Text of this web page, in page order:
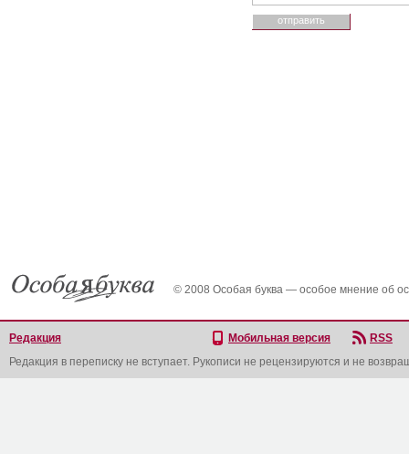
© 2008 Особая буква — особое мнение об
Редакция Мобильная версия
RSS
Редакция в переписку не вступает. Рукописи не рецензируются и не